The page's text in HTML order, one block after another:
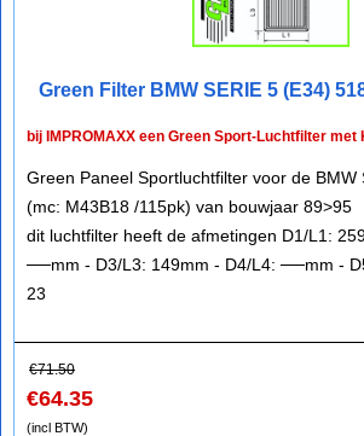
Green Filter BMW SERIE 5 (E34)
bij IMPROMAXX een Green Sport-Luchtfilter met
Green Paneel Sportluchtfilter voor de BMW
(mc: M43B18 /115pk) van bouwjaar 89>95
dit luchtfilter heeft de afmetingen D1/L1:
──mm - D3/L3: 149mm - D4/L4: ──mm -
23
€71.50
€64.35
(incl BTW)